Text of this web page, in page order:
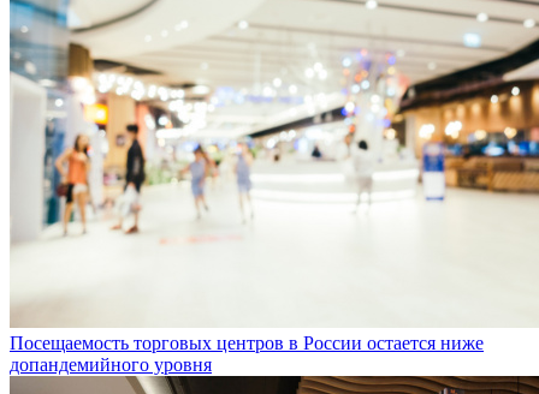
Посещаемость торговых центров в России остается ниже
допандемийного уровня